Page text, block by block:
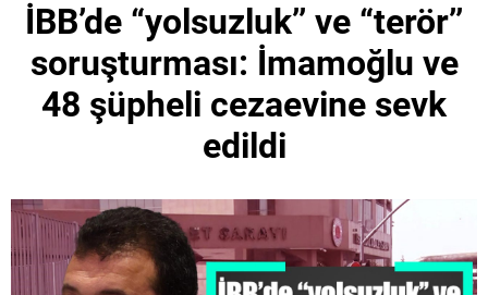
İBB’de “yolsuzluk’’ ve “terör’’
soruşturması: İmamoğlu ve
48 şüpheli cezaevine sevk
edildi